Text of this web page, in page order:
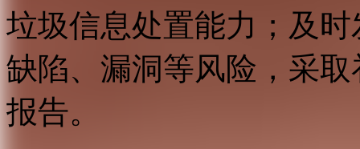
垃圾信息处置能力；及
缺陷、漏洞等风险，采
报告。